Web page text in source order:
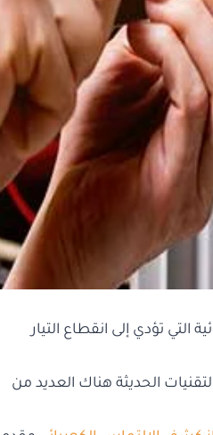
تؤدي إلى انقطاع التيار
الحديثة هناك العديد من